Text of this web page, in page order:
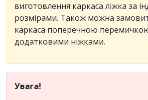
виготовлення каркаса ліжка за
розмірами. Також можна
каркаса поперечною
додатковими ніжками.
Увага!